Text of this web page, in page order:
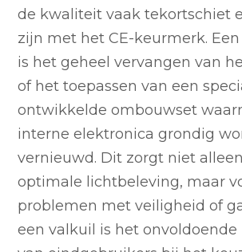
de kwaliteit vaak tekortschiet
zijn met het CE-keurmerk.
is het geheel vervangen van
of het toepassen van een
ontwikkelde ombouwset
interne elektronica grondig
vernieuwd. Dit zorgt niet
optimale lichtbeleving, maar
problemen met veiligheid of
een valkuil is het